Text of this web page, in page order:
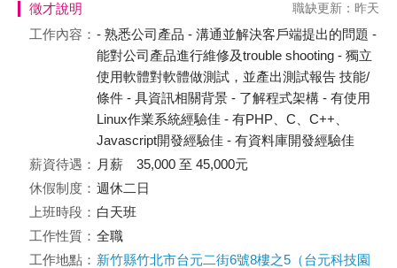
徵才說明 職缺更新：昨天
工作內容： - 熟悉公司產品 - 溝通並解決客戶端提出的問題 -
能對公司產品進行維修及trouble shooting - 獨立
使用軟體對軟體做測試，並產出測試報告 技能/
條件 - 具資訊相關背景 - 了解程式架構 - 有使用
Linux作業系統經驗佳 - 有PHP、C、C++、
Javascript開發經驗佳 - 有資料庫開發經驗佳
薪資待遇： 月薪 35,000 至 45,000元
休假制度： 週休二日
上班時段： 白天班
工作性質： 全職
工作地點： 新竹縣竹北市台元二街6號8樓之5（台元科技園